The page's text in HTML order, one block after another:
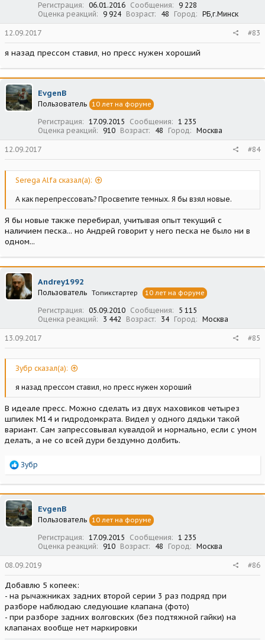
Регистрация 06.01.2016 Сообщения
9 228
Оценка реакций
9 924 Возраст 48 Город РБ,г.Минск
12.09.2017 #83
я назад прессом ставил, но пресс нужен хороший
EvgenB
Пользователь 10 лет на форуме
Регистрация 17.09.2015 Сообщения
1 235
Оценка реакций
910 Возраст 48 Город Москва
12.09.2017 #84
Serega Alfa сказал(а):
А как перепрессовать? Просветите темных. Я бы взял новые.
Я бы новые также перебирал, учитывая опыт текущий с
наличием песка... но Андрей говорит у него песка не было ни в
одном...
Andrey1992
Пользователь Топикстартер 10 лет на форуме
Регистрация 05.09.2010 Сообщения
5 115
Оценка реакций
3 442 Возраст 34 Город Москва
13.09.2017 #85
Зубр сказал(а):
я назад прессом ставил, но пресс нужен хороший
В идеале пресс. Можно сделать из двух маховиков четырез
шпилек М14 и гидродомкрата. Видел у одного дядьки такой
вариант. Сам запрессовывал кувалдой и нормально, если с умом
делать, а не со всей дури бездумно долбить.
Р
а
к
ц
и
и
Зубр
EvgenB
Пользователь 10 лет на форуме
Регистрация 17.09.2015 Сообщения
1 235
Оценка реакций
910 Возраст 48 Город Москва
08.09.2019 #86
Добавлю 5 копеек:
- на рычажниках задних второй серии 3 раз подряд при
разборе наблюдаю следующие клапана (фото)
- при разборе задних волговских (без подтяжной гайки) на
клапанах вообще нет маркировки